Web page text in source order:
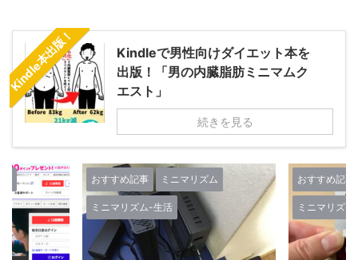
Kindle本出版！
Kindleで男性向けダイエット本を
出版！「男の内臓脂肪ミニマムク
エスト」
続きを見る
おすすめ記事 ミニマリズム
ミニマリズム-生活
おすすめ記事
ミニマリズム-生